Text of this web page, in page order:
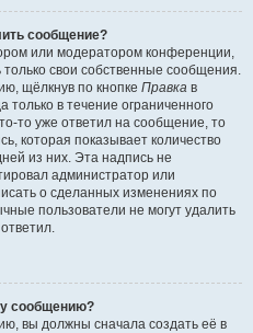
сообщение?
или модератором конференции,
свои собственные сообщения.
щёлкнув по кнопке Правка в
в течение ограниченного
то уже ответил на сообщение, то
которая показывает количество
из них. Эта надпись не
администратор или
о сделанных изменениях по
пользователи не могут удалить
сообщению?
вы должны сначала создать её в